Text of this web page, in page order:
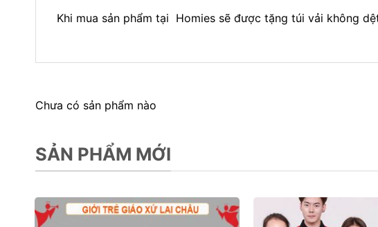
Khi mua sản phẩm tại Homies sẽ được tặng túi vải không
Chưa có sản phẩm nào
SẢN PHẨM MỚI